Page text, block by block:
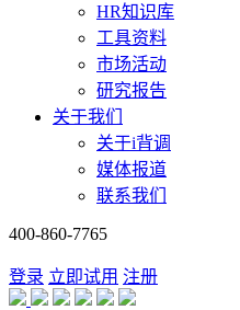
HR知识库
工具资料
市场活动
研究报告
关于我们
关于i背调
媒体报道
联系我们
400-860-7765
登录 立即试用 注册